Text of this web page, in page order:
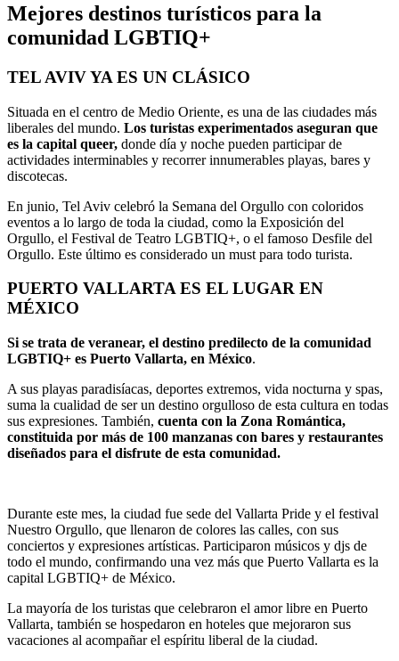
Mejores destinos turísticos para la
comunidad LGBTIQ+
TEL AVIV YA ES UN CLÁSICO
Situada en el centro de Medio Oriente, es una de las ciudades más
liberales del mundo. Los turistas experimentados aseguran que
es la capital queer, donde día y noche pueden participar de
actividades interminables y recorrer innumerables playas, bares y
discotecas.
En junio, Tel Aviv celebró la Semana del Orgullo con coloridos
eventos a lo largo de toda la ciudad, como la Exposición del
Orgullo, el Festival de Teatro LGBTIQ+, o el famoso Desfile del
Orgullo. Este último es considerado un must para todo turista.
PUERTO VALLARTA ES EL LUGAR EN
MÉXICO
Si se trata de veranear, el destino predilecto de la comunidad
LGBTIQ+ es Puerto Vallarta, en México.
A sus playas paradisíacas, deportes extremos, vida nocturna y spas,
suma la cualidad de ser un destino orgulloso de esta cultura en todas
sus expresiones. También, cuenta con la Zona Romántica,
constituida por más de 100 manzanas con bares y restaurantes
diseñados para el disfrute de esta comunidad.
Durante este mes, la ciudad fue sede del Vallarta Pride y el festival
Nuestro Orgullo, que llenaron de colores las calles, con sus
conciertos y expresiones artísticas. Participaron músicos y djs de
todo el mundo, confirmando una vez más que Puerto Vallarta es la
capital LGBTIQ+ de México.
La mayoría de los turistas que celebraron el amor libre en Puerto
Vallarta, también se hospedaron en hoteles que mejoraron sus
vacaciones al acompañar el espíritu liberal de la ciudad.